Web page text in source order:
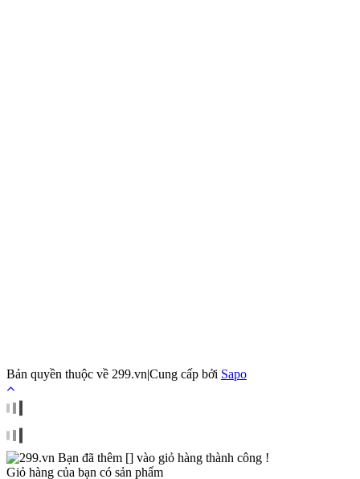
Bản quyền thuộc về 299.vn|Cung cấp bởi Sapo
Bạn đã thêm [] vào giỏ hàng thành công !
Giỏ hàng của bạn có sản phẩm